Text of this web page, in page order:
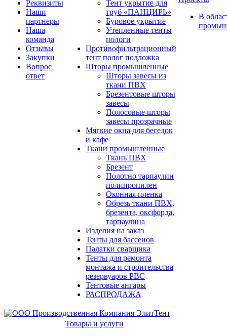
Реквизиты
Наши
партнеры
Наша
команда
Отзывы
Закупки
Вопрос
ответ
Тент укрытие для
труб «ПАНЦИРЬ»
Буровое укрытие
Утепленные тенты
пологи
Противофильтрационный
тент полог подложка
Шторы промышленные
Шторы завесы из
ткани ПВХ
Брезентовые шторы
завесы
Полосовые шторы
завесы прозрачные
Мягкие окна для беседок
и кафе
Ткани промышленные
Ткань ПВХ
Брезент
Полотно тарпаулин
полипропилен
Оконная пленка
Обрезь ткани ПВХ,
брезента, оксфорда,
тарпаулина
Изделия на заказ
Тенты для бассенов
Палатки сварщика
Тенты для ремонта
монтажа и строительства
резервуаров РВС
Тентовые ангары
РАСПРОДАЖА
В
Товары и услуги